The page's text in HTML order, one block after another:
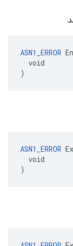
ASN1_ERROR
  void
)
ASN1_ERROR
  void
)